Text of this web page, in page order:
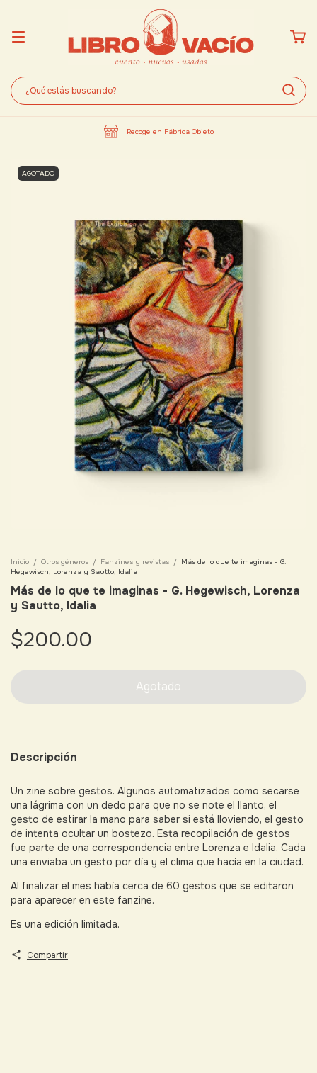
Recoge en Fábrica Objeto
AGOTADO
Inicio / Otros géneros / Fanzines y revistas /
Más de lo que te imaginas - G.
Hegewisch, Lorenza y Sautto, Idalia
Más de lo que te imaginas - G. Hegewisch, Lorenza
y Sautto, Idalia
$200.00
Descripción
Un zine sobre gestos. Algunos automatizados como secarse
una lágrima con un dedo para que no se note el llanto, el
gesto de estirar la mano para saber si está lloviendo, el gesto
de intenta ocultar un bostezo. Esta recopilación de gestos
fue parte de una correspondencia entre Lorenza e Idalia. Cada
una enviaba un gesto por día y el clima que hacía en la ciudad.
Al finalizar el mes había cerca de 60 gestos que se editaron
para aparecer en este fanzine.
Es una edición limitada.
Compartir